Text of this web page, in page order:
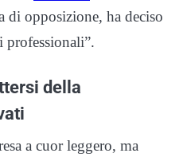
di opposizione, ha deciso
professionali”.
della
a cuor leggero, ma